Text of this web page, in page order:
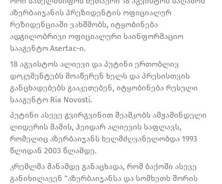
აზერბაიჯანის პრეზიდენტის ოფიციალურ
რეზიდენციაში ვახშმობს, იტყობინება
ადგილობრივი ოფიციალური საინფორმაციო
სააგენტო Asertac-ი.
18 აგვისტოს ალიევი და პუტინი ერთობლივ
დოკუმენტებს მოაწერენ ხელს და პრესისთვის
განცხადებებს გააკეთებენ, იტყობინება რუსული
სააგენტო Ria Novosti.
პუტინი ასევე გვირგვინით შეამკობს ამჟამინდელი
ლიდერის მამის, ჰეიდარ ალიევის საფლავს,
რომელიც აზერბაიჯანს ხელმძღვანელობდა 1993
წლიდან 2003 წლამდე.
კრემლმა მანამდე განაცხადა, რომ ბაქოში ასევე
განიხილავენ “აზერბაიჯანსა და სომხეთს შორის